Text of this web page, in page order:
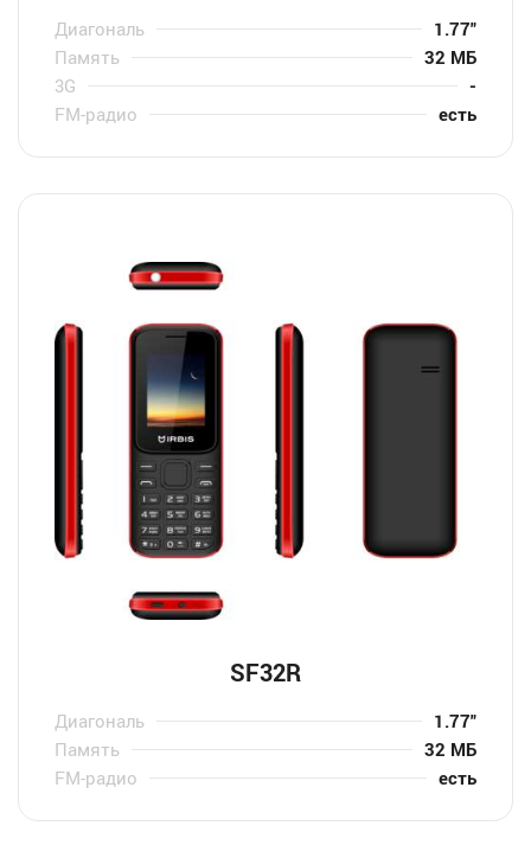
Диагональ
1.77″
Память
32 МБ
3G
-
FM-радио
есть
SF32R
Диагональ
1.77″
Память
32 МБ
FM-радио
есть